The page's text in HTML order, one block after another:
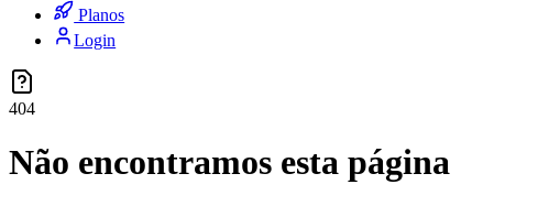
Planos
Login
404
Não encontramos esta página